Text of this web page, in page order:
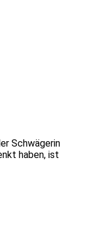
Schwägerin
haben, ist